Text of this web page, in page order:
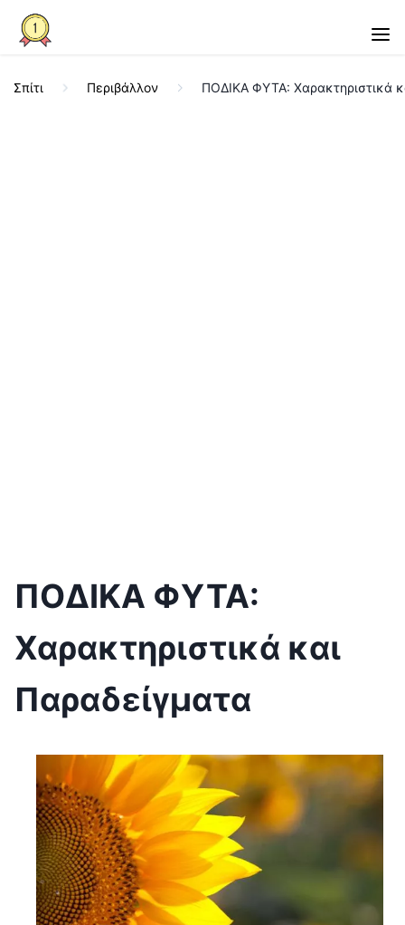
Σπίτι Περιβάλλον ΠΟΔΙΚΑ ΦΥΤΑ: Χαρακτηριστικά
ΠΟΔΙΚΑ ΦΥΤΑ:
Χαρακτηριστικά και
Παραδείγματα